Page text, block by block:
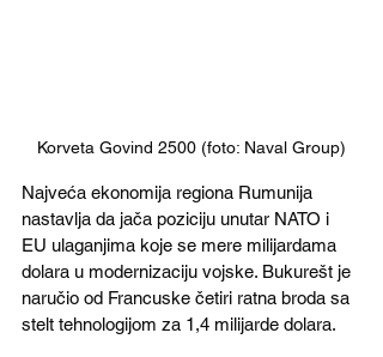
Korveta Govind 2500 (foto: Naval Group)
Najveća ekonomija regiona Rumunija
nastavlja da jača poziciju unutar NATO i
EU ulaganjima koje se mere milijardama
dolara u modernizaciju vojske. Bukurešt je
naručio od Francuske četiri ratna broda sa
stelt tehnologijom za 1,4 milijarde dolara.